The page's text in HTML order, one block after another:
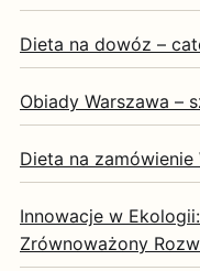
Dieta na dowóz –
Obiady Warszawa –
Dieta na zamówienie
Innowacje w
Zrównoważony